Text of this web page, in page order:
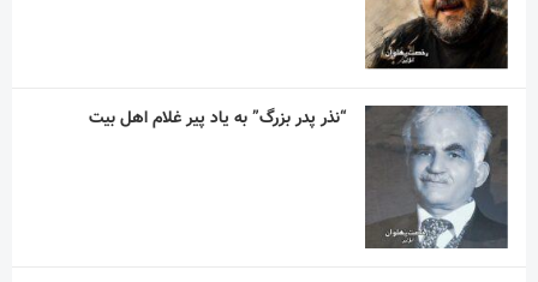
“نذر پدر بزرگ” به یاد پیر غلام اهل بیت